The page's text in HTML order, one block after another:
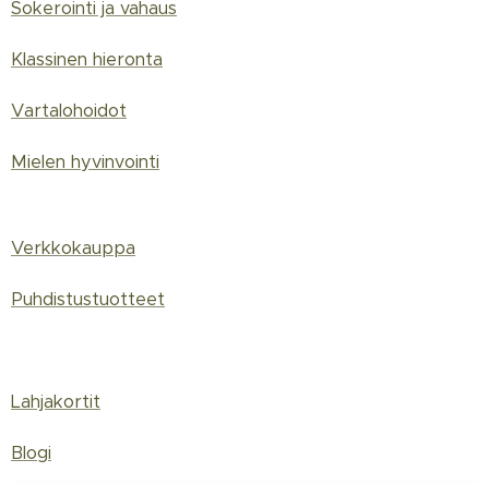
Sokerointi ja vahaus
Klassinen hieronta
Vartalohoidot
Mielen hyvinvointi
Verkkokauppa
Puhdistustuotteet
Lahjakortit
Blogi